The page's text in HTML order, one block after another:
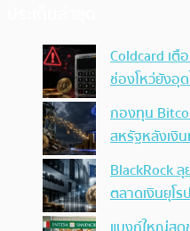
Coldcard เ
ช่องโหว่ยังอุด
กองทุน
สหรัฐหลังเงิ
BlackRock
ตลาดเงินยุโ